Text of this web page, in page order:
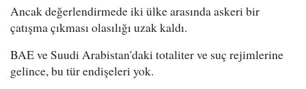
Ancak değerlendirmede iki ülke arasında askeri bir
çatışma çıkması olasılığı uzak kaldı.
BAE ve Suudi Arabistan'daki totaliter ve suç rejimlerine
gelince, bu tür endişeleri yok.